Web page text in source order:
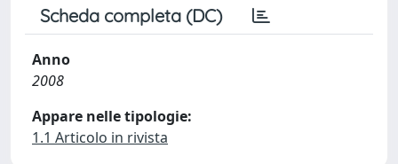
Scheda completa (DC)
Anno
2008
Appare nelle tipologie:
1.1 Articolo in rivista